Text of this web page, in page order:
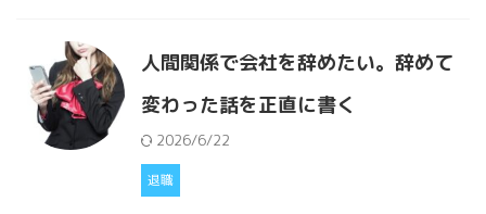
人間関係で会社を辞めたい。辞めて
変わった話を正直に書く
2026/6/22
退職